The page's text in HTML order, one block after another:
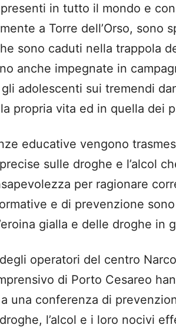
in tutto il mondo e
a Torre dell’Orso, sono
sono caduti nella trappola
anche impegnate in
adolescenti sui tremendi
propria vita ed in quella dei
educative vengono
sulle droghe e l’alcol
per ragionare
e di prevenzione sono
gialla e delle droghe in
operatori del centro
di Porto Cesareo
una conferenza di
l’alcol e i loro nocivi